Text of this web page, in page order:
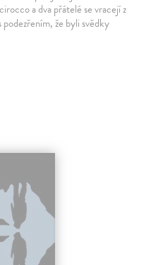
a dva přátelé se vracejí z
že byli svědky